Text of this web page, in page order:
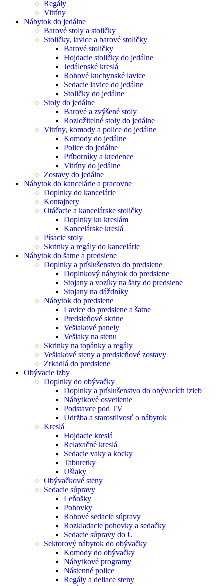
Regály
Vitríny
Nábytok do jedálne
Barové stoly a stoličky
Stoličky, lavice a barové stoličky
Barové stoličky
Hojdacie stoličky do jedálne
Jedálenské kreslá
Rohové kuchynské lavice
Sedacie lavice do jedálne
Stoličky do jedálne
Stoly do jedálne
Barové a zvýšené stoly
Rozložitelné stoly do jedálne
Vitríny, komody a police do jedálne
Komody do jedálne
Police do jedálne
Príborníky a kredence
Vitríny do jedálne
Zostavy do jedálne
Nábytok do kancelárie a pracovne
Doplnky do kancelárie
Kontajnery
Otáčacie a kancelárske stoličky
Doplnky ku kreslám
Kancelárske kreslá
Písacie stoly
Skrinky a regály do kancelárie
Nábytok do šatne a predsiene
Doplnky a príslušenstvo do predsiene
Doplnkový nábytok do predsiene
Stojany a vozíky na šaty do predsiene
Stojany na dáždníky
Nábytok do predsiene
Lavice do predsiene a šatne
Predsieňové skrine
Vešiakové panely
Vešiaky na stenu
Skrinky na topánky a regály
Vešiakové steny a predsieňové zostavy
Zrkadlá do predsiene
Obývacie izby
Doplnky do obývačky
Doplnky a príslušenstvo do obývacích izieb
Nábytkové osvetlenie
Podstavce pod TV
Údržba a starostlivosť o nábytok
Kreslá
Hojdacie kreslá
Relaxačné kreslá
Sedacie vaky a kocky
Taburetky
Ušiaky
Obývačkové steny
Sedacie súpravy
Leňošky
Pohovky
Rohové sedacie súpravy
Rozkladacie pohovky a sedačky
Sedacie súpravy do U
Sektorový nábytok do obývačky
Komody do obývačky
Nábytkové programy
Nástenné police
Regály a deliace steny